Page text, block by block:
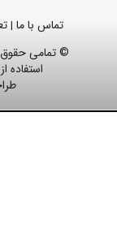
تماس با ما |
© تمامی
استفاده